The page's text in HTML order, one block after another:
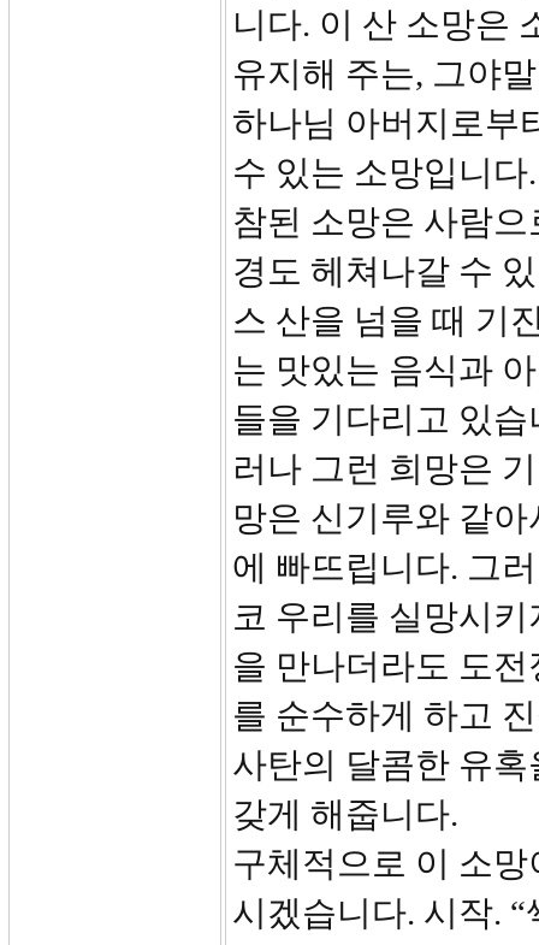
니다. 이 산 소망은
유지해 주는, 그야
하나님 아버지로부
수 있는 소망입니
참된 소망은 사람
경도 헤쳐나갈 수
스 산을 넘을 때 기
는 맛있는 음식과
들을 기다리고 있
러나 그런 희망은
망은 신기루와 같
에 빠뜨립니다. 그
코 우리를 실망시
을 만나더라도 도
를 순수하게 하고
사탄의 달콤한 유
갖게 해줍니다.
구체적으로 이 소
시겠습니다. 시작.